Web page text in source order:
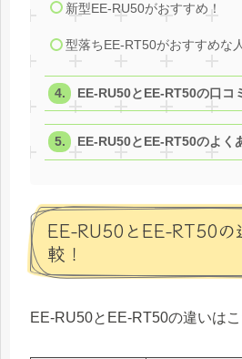
新型EE-RU50がおすすめ！
型落ちEE-RT50がおすすめな
EE-RU50とEE-RT50の口コ
EE-RU50とEE-RT50のよく
EE-RU50とEE-RT50
較！
EE-RU50とEE-RT50の違いはこ